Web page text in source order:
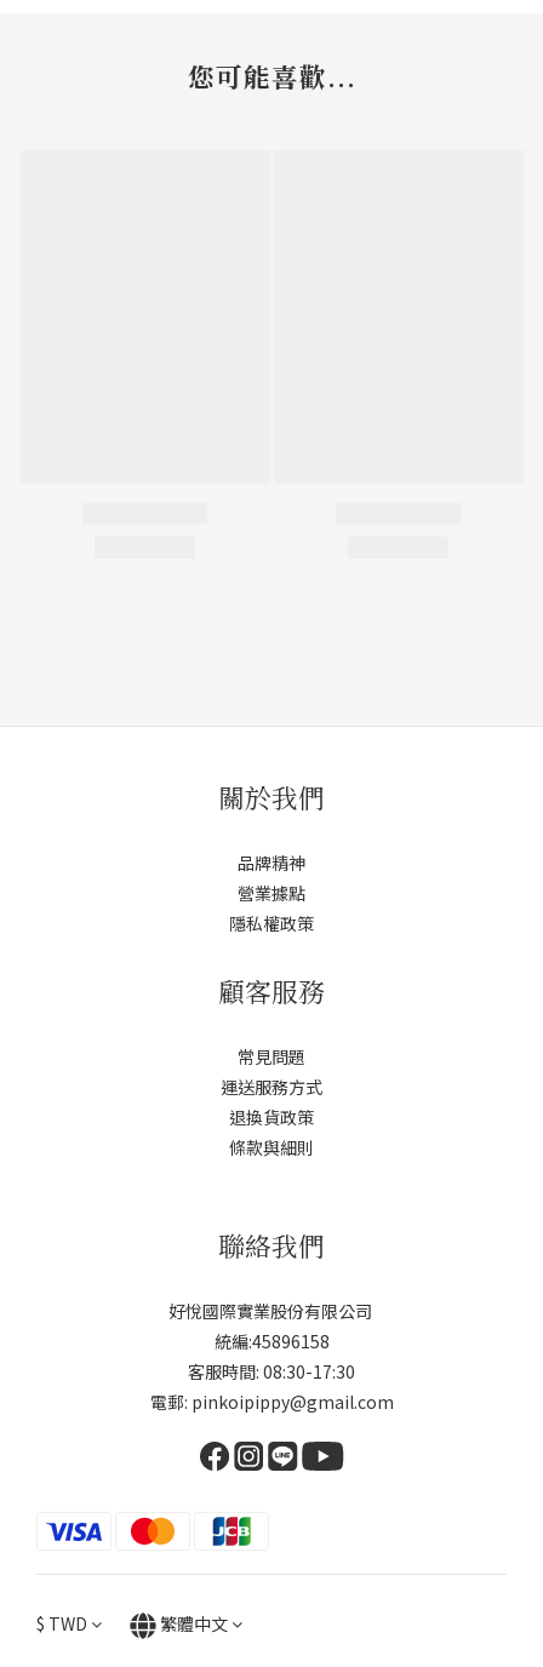
您可能喜歡...
關於我們
品牌精神
營業據點
隱私權政策
顧客服務
常見問題
運送服務方式
退換貨政策
條款與細則
聯絡我們
好悅國際實業股份有限公司
統編:45896158
客服時間: 08:30-17:30
電郵: pinkoipippy@gmail.com
$ TWD 繁體中文